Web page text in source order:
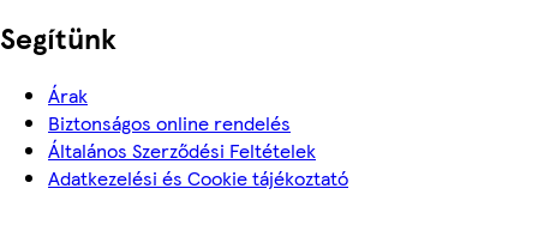
Segítünk
Árak
Biztonságos online rendelés
Általános Szerződési Feltételek
Adatkezelési és Cookie tájékoztató